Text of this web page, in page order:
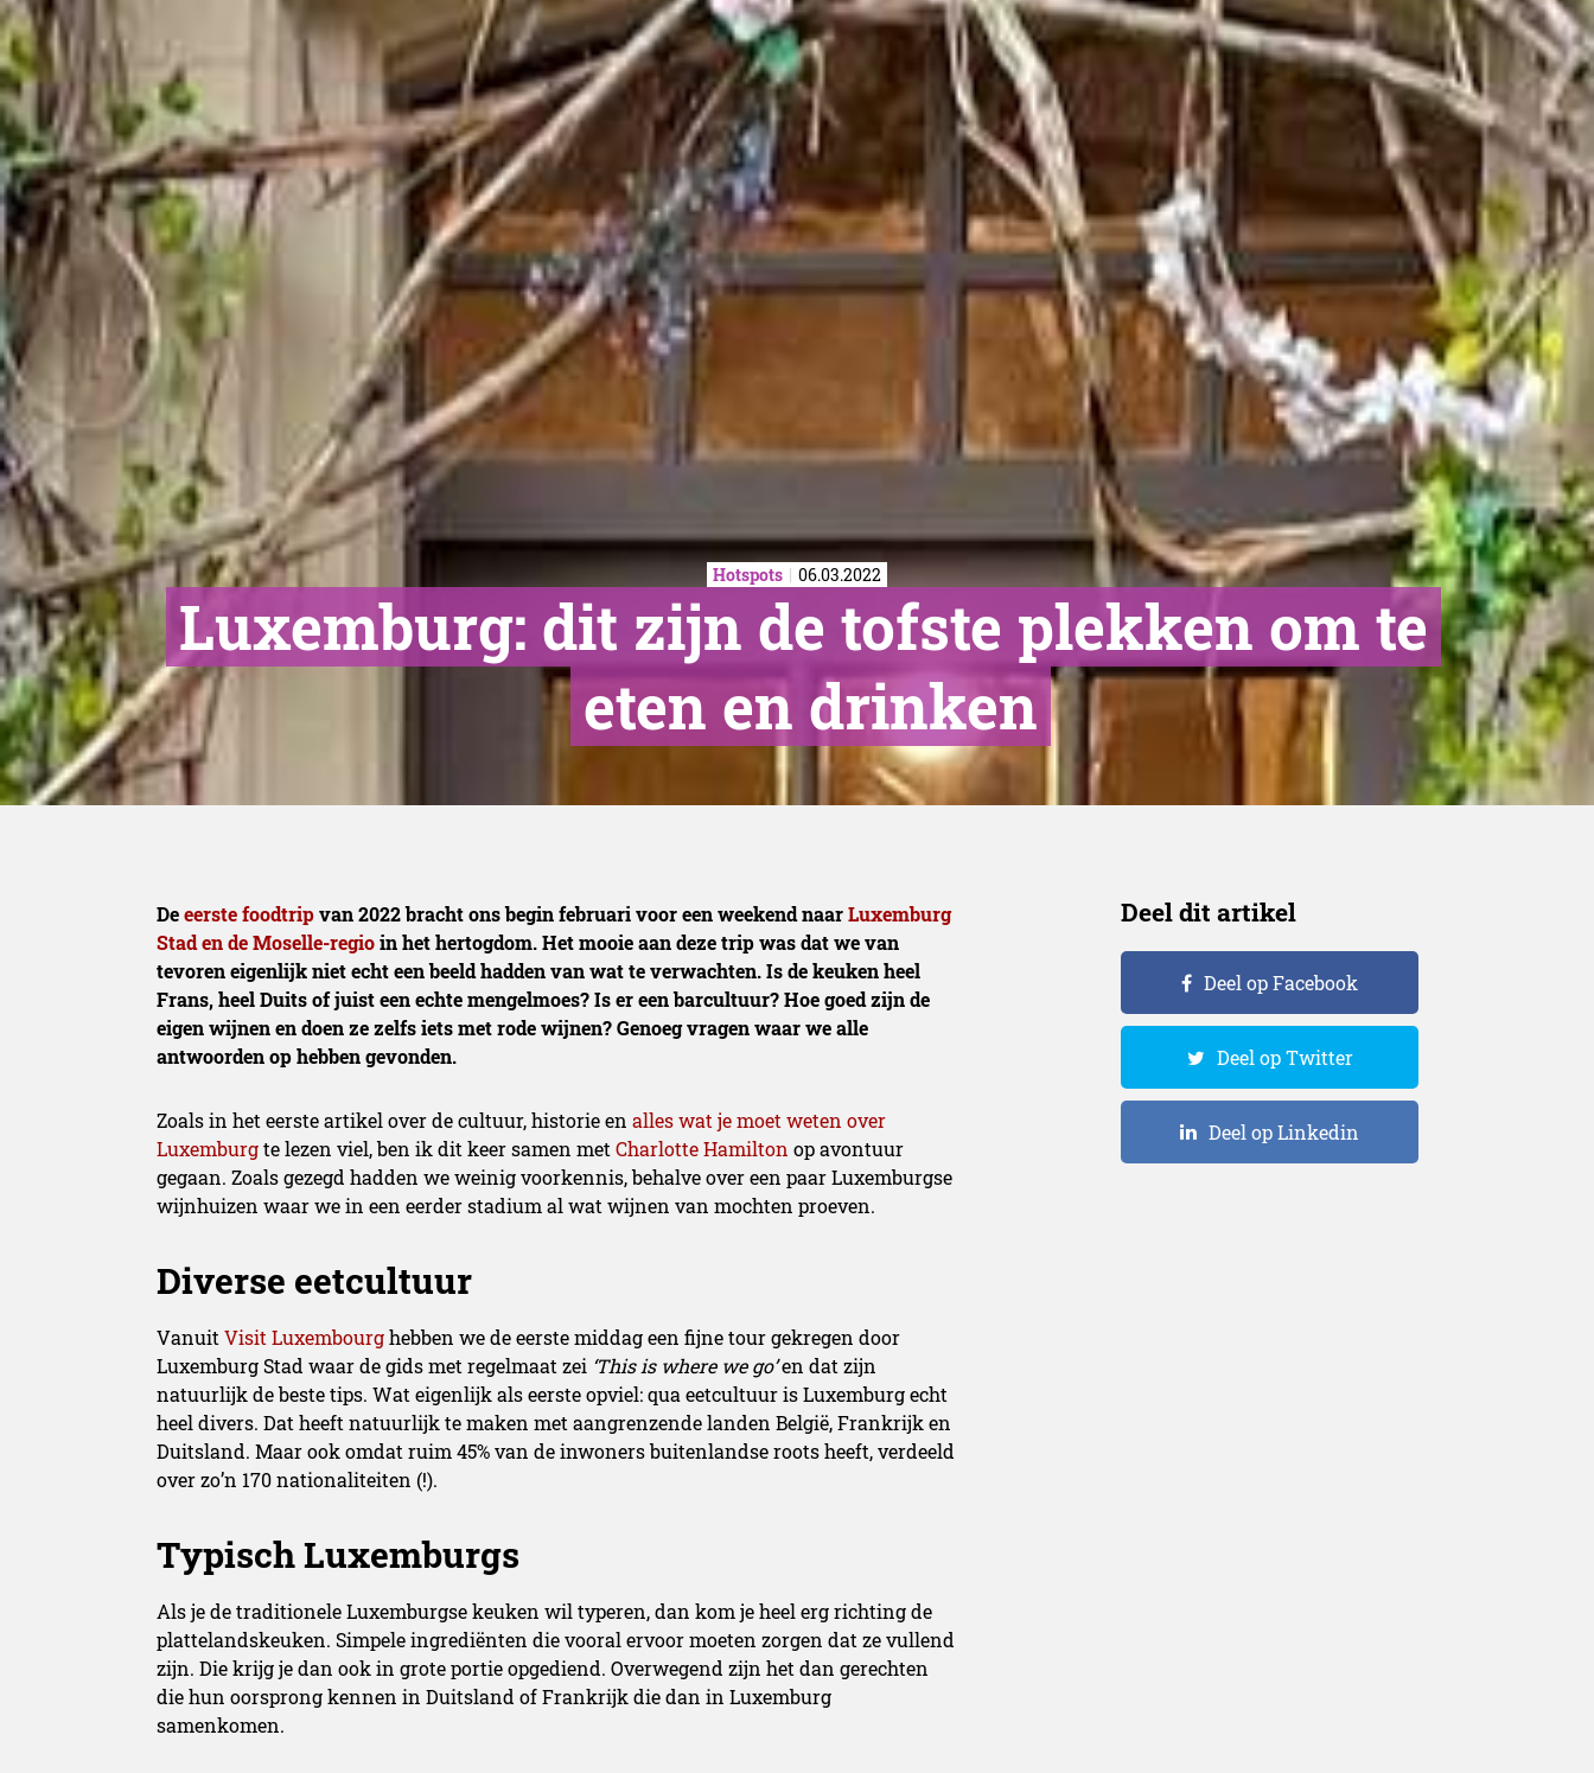
Hotspots 06.03.2022
Luxemburg: dit zijn de tofste plekken om te
eten en drinken
Deeerste foodtripvan 2022 bracht ons begin februari voor een weekend naarLuxemburg
Stad en de Moselle-regioin het hertogdom. Het mooie aan deze trip was dat we van
tevoren eigenlijk niet echt een beeld hadden van wat te verwachten. Is de keuken heel
Frans, heel Duits of juist een echte mengelmoes? Is er een barcultuur? Hoe goed zijn de
eigen wijnen en doen ze zelfs iets met rode wijnen? Genoeg vragen waar we alle
antwoorden op hebben gevonden.
Zoals in het eerste artikel over de cultuur, historie en alles wat je moet weten over
Luxemburgte lezen viel, ben ik dit keer samen metCharlotte Hamilton op avontuur
gegaan. Zoals gezegd hadden we weinig voorkennis, behalve over een paar Luxemburgse
wijnhuizen waar we in een eerder stadium al wat wijnen van mochten proeven.
Diverse eetcultuur
VanuitVisit Luxembourghebben we de eerste middag een fijne tour gekregen door
Luxemburg Stad waar de gids met regelmaat zei ‘This is where we go’en dat zijn
natuurlijk de beste tips. Wat eigenlijk als eerste opviel: qua eetcultuur is Luxemburg echt
heel divers. Dat heeft natuurlijk te maken met aangrenzende landen België, Frankrijk en
Duitsland. Maar ook omdat ruim 45% van de inwoners buitenlandse roots heeft, verdeeld
over zo’n 170 nationaliteiten (!).
Typisch Luxemburgs
Als je de traditionele Luxemburgse keuken wil typeren, dan kom je heel erg richting de
plattelandskeuken. Simpele ingrediënten die vooral ervoor moeten zorgen dat ze vullend
zijn. Die krijg je dan ook in grote portie opgediend. Overwegend zijn het dan gerechten
die hun oorsprong kennen in Duitsland of Frankrijk die dan in Luxemburg
samenkomen.
Deel dit artikel
Deel op Facebook
Deel op Twitter
Deel op Linkedin